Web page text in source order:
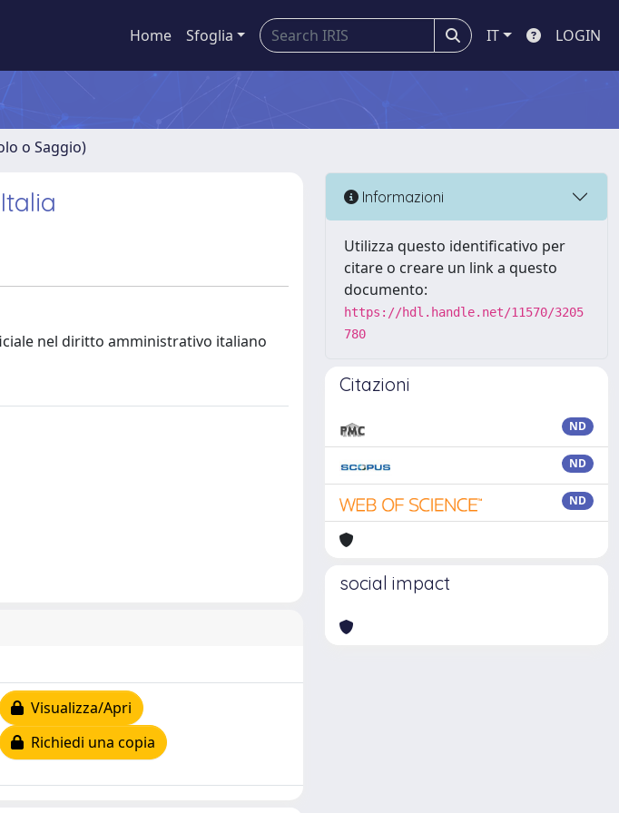
Home Sfoglia IT LOGIN
o Saggio)
nel diritto amministrativo italiano
Visualizza/Apri
Richiedi una copia
Informazioni
Utilizza questo identificativo per
citare o creare un link a questo
documento:
https://hdl.handle.net/11570/3205
780
Citazioni
ND
ND
ND
social impact